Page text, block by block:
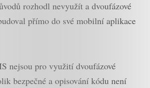
rozhodl nevyužít a dvoufázové
přímo do své mobilní aplikace
nejsou pro využití dvoufázové
bezpečné a opisování kódu není